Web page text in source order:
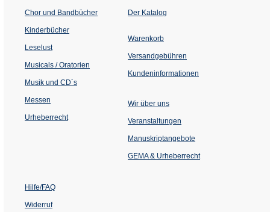
Chor und Bandbücher
Kinderbücher
Leselust
Musicals / Oratorien
Musik und CD´s
Messen
Urheberrecht
Der Katalog
Warenkorb
Versandgebühren
Kundeninformationen
Wir über uns
Veranstaltungen
einem
Tab)
Manuskriptangebote
GEMA & Urheberrecht
Hilfe/FAQ
Widerruf